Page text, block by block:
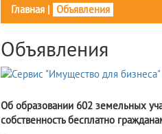
Главная| Объявления
Объявления
Об образовании 602 земельных
собственность бесплатно